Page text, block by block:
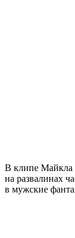
В клипе Майкла
на развалинах
в мужские